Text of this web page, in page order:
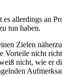
allerdings
tun haben.
Zielen
nicht
nicht, wie er